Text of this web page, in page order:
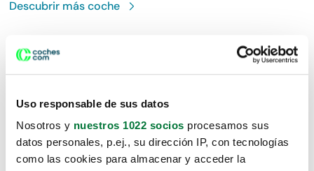
Uso responsable de sus datos
Nosotros y nuestros 1022 socios procesamos sus
datos personales, p.ej., su dirección IP, con tecnologías
como las cookies para almacenar y acceder la
Descubrir máscoche